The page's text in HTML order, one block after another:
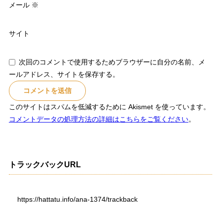
メール ※
サイト
次回のコメントで使用するためブラウザーに自分の名前、メ
ールアドレス、サイトを保存する。
このサイトはスパムを低減するために Akismet を使っています。
コメントデータの処理方法の詳細はこちらをご覧ください。
トラックバックURL
https://hattatu.info/ana-1374/trackback